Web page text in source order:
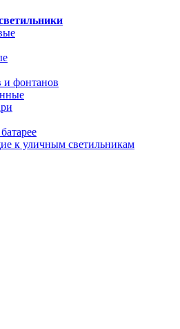
и фонтанов
к уличным светильникам